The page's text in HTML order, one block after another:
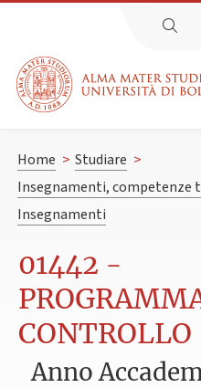
Home > Studiare >
Insegnamenti, competenze
Insegnamenti
01442 -
CONTROLLO
Anno